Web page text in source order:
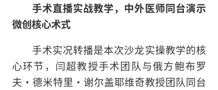
手术直播实战教学，中外医师同台演示
微创核心术式
手术实况转播是本次沙龙实操教学的核
心环节，闫超教授手术团队与俄方鲍布罗
夫・德米特里・谢尔盖耶维奇教授团队同台